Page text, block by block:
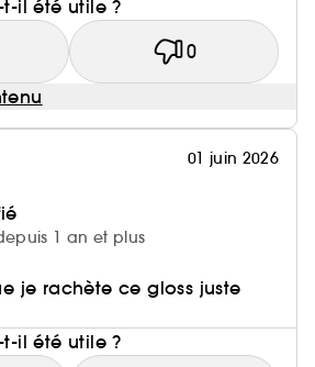
il été utile ?
0
01 juin 2026
1 an et plus
je rachète ce gloss juste
il été utile ?